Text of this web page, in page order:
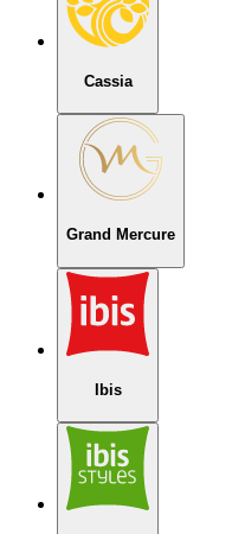
Cassia
Grand Mercure
Ibis